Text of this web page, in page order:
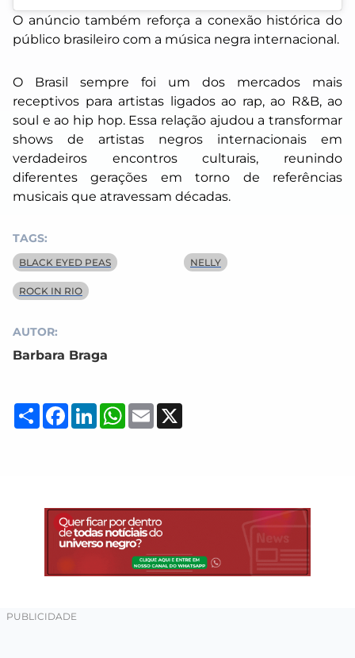
O anúncio também reforça a conexão histórica do
público brasileiro com a música negra internacional.
O Brasil sempre foi um dos mercados mais
receptivos para artistas ligados ao rap, ao R&B, ao
soul e ao hip hop. Essa relação ajudou a transformar
shows de artistas negros internacionais em
verdadeiros encontros culturais, reunindo
diferentes gerações em torno de referências
musicais que atravessam décadas.
TAGS:
BLACK EYED PEAS NELLY
ROCK IN RIO
AUTOR:
Barbara Braga
Compartilhar
Facebook
LinkedInWhatsApp
Email